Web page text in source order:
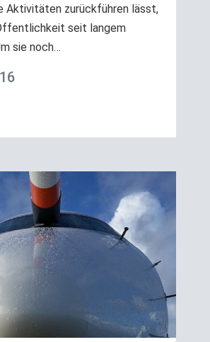
Aktivitäten zurückführen lässt,
seit langem
sie noch…